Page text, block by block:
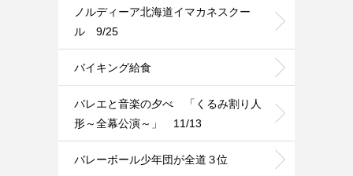
ノルディーア北海道イマカネスクー
ル 9/25
バイキング給食
バレエと音楽の夕べ 「くるみ割り人
形～全幕公演～」 11/13
バレーボール少年団が全道３位